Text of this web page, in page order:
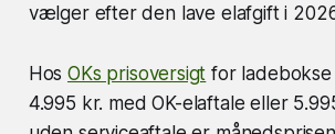
vælger efter den lave elafgift i
HosOKs prisoversigt for
4.995 kr. med OK-elaftale eller